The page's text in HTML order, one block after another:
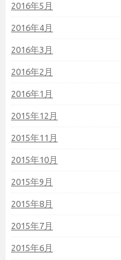
2016年5月
2016年4月
2016年3月
2016年2月
2016年1月
2015年12月
2015年11月
2015年10月
2015年9月
2015年8月
2015年7月
2015年6月